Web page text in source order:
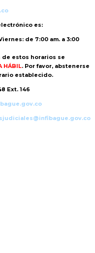
es:
de 7:00 am. a 3:00
de estos horarios se
HÁBIL. Por favor, abstenerse
establecido.
Ext. 146